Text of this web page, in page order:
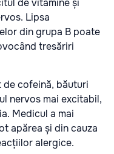
Lipsa
din grupa B poate
tresăriri
de cofeină, băuturi
nervos mai excitabil,
Medicul a mai
apărea și din cauza
alergice.